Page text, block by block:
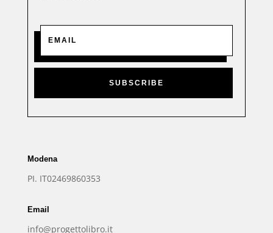
SUBSCRIBE
Modena
PI. IT02469860353
Email
info@progettolibro.it